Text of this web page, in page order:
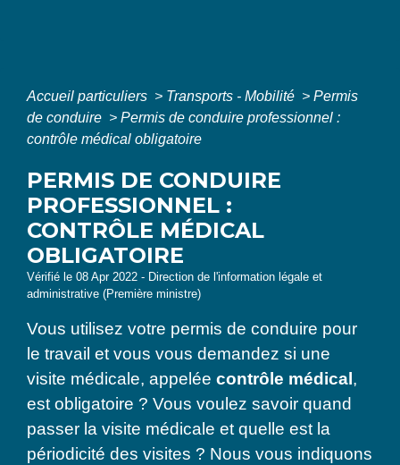
Accueil particuliers > Transports - Mobilité > Permis
de conduire > Permis de conduire professionnel :
contrôle médical obligatoire
PERMIS DE CONDUIRE
PROFESSIONNEL :
CONTRÔLE MÉDICAL
OBLIGATOIRE
Vérifié le 08 Apr 2022 - Direction de l'information légale et
administrative (Première ministre)
Vous utilisez votre permis de conduire pour
le travail et vous vous demandez si une
visite médicale, appelée contrôle médical ,
est obligatoire ? Vous voulez savoir quand
passer la visite médicale et quelle est la
périodicité des visites ? Nous vous indiquons